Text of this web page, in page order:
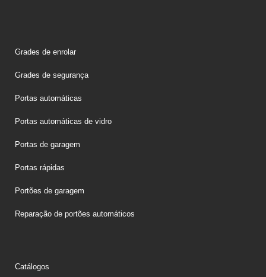
Grades de enrolar
Grades de segurança
Portas automáticas
Portas automáticas de vidro
Portas de garagem
Portas rápidas
Portões de garagem
Reparação de portões automáticos
Catálogos